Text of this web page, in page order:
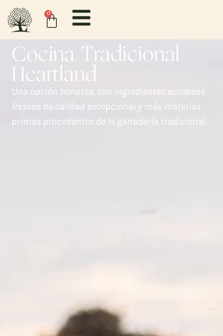
contenido
0
Cocina Tradicional
Heartland
Una opción honesta, con ingredientes europeos
frescos de calidad excepcional y más materias
primas procedentes de la ganadería tradicional.